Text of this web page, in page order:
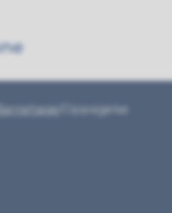
Barnehage Oppsigelse